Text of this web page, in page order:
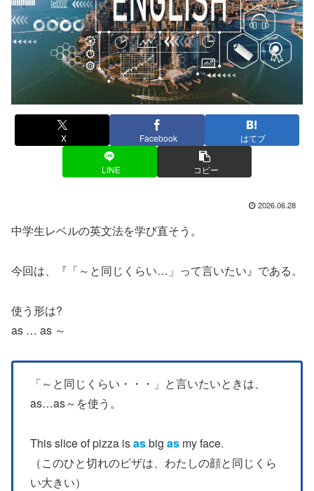
X Facebook はてブ
LINE コピー
2026.06.28
中学生レベルの英文法を学び直そう。
今回は、『「～と同じくらい…」って言いたい』である。
使う形は?
as … as ～
「～と同じくらい・・・」と言いたいときは、
as…as～を使う。
This slice of pizza isasbig as my face.
（このひと切れのピザは、わたしの顔と同じくら
い大きい）